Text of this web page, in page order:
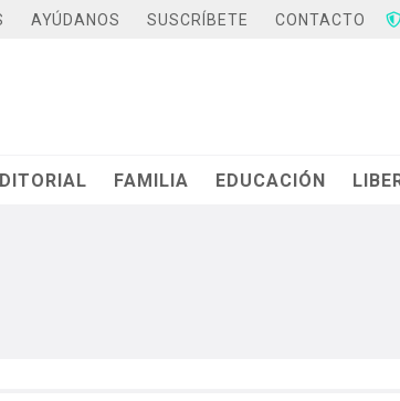
AYÚDANOS SUSCRÍBETE CONTACTO
FAMILIA EDUCACIÓN